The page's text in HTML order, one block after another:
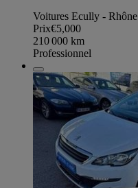
Voitures Ecully - Rhône
Prix€5,000
210 000 km
Professionnel